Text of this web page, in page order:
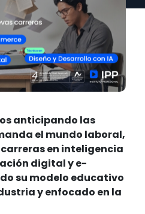
anticipando las
el mundo laboral,
carreras en inteligencia
digital y e-
su modelo educativo
y enfocado en la